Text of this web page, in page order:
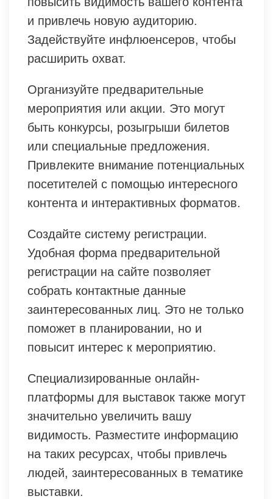
и привлечь новую аудиторию.
Задействуйте инфлюенсеров, чтобы
расширить охват.
Организуйте предварительные
мероприятия или акции. Это могут
быть конкурсы, розыгрыши билетов
или специальные предложения.
Привлеките внимание потенциальных
посетителей с помощью интересного
контента и интерактивных форматов.
Создайте систему регистрации.
Удобная форма предварительной
регистрации на сайте позволяет
собрать контактные данные
заинтересованных лиц. Это не только
поможет в планировании, но и
повысит интерес к мероприятию.
Специализированные онлайн-
платформы для выставок также могут
значительно увеличить вашу
видимость. Разместите информацию
на таких ресурсах, чтобы привлечь
людей, заинтересованных в тематике
выставки.